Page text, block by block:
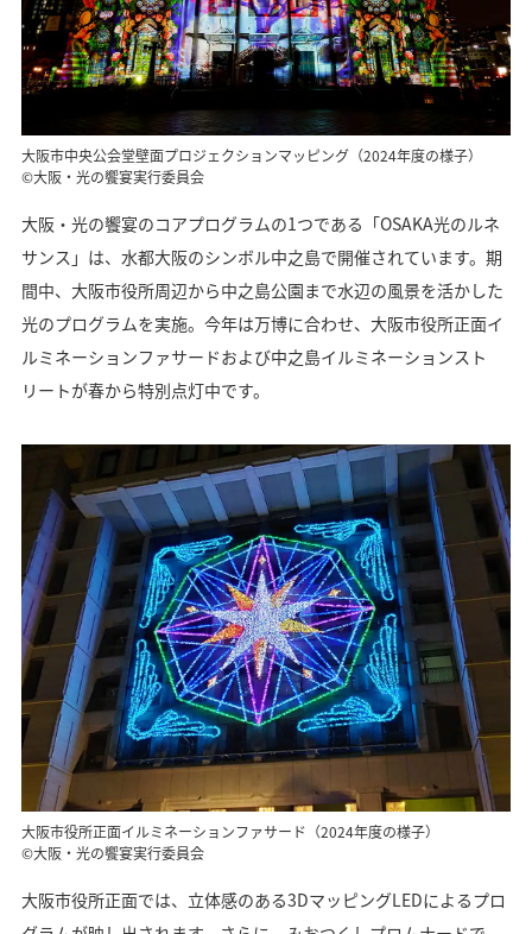
大阪市中央公会堂壁面プロジェクションマッピング（2024年度の様子）
©大阪・光の饗宴実行委員会
大阪・光の饗宴のコアプログラムの1つである「OSAKA光のルネ
サンス」は、水都大阪のシンボル中之島で開催されています。期
間中、大阪市役所周辺から中之島公園まで水辺の風景を活かした
光のプログラムを実施。今年は万博に合わせ、大阪市役所正面イ
ルミネーションファサードおよび中之島イルミネーションスト
リートが春から特別点灯中です。
大阪市役所正面イルミネーションファサード（2024年度の様子）
©大阪・光の饗宴実行委員会
大阪市役所正面では、立体感のある3DマッピングLEDによるプロ